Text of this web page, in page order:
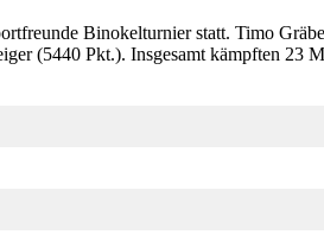
Binokelturnier statt. Timo
(5440 Pkt.). Insgesamt kämpften